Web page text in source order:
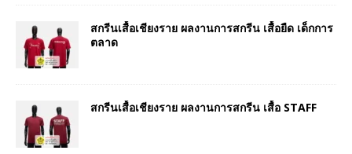
สกรีนเสื้อเชียงราย ผลงานการสกรีน เสื้อยืด เด็กการ
ตลาด
สกรีนเสื้อเชียงราย ผลงานการสกรีน เสื้อ STAFF